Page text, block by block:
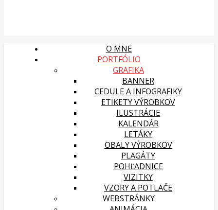
O MNE
PORTFÓLIO
GRAFIKA
BANNER
CEDULE A INFOGRAFIKY
ETIKETY VÝROBKOV
ILUSTRÁCIE
KALENDÁR
LETÁKY
OBALY VÝROBKOV
PLAGÁTY
POHĽADNICE
VIZITKY
VZORY A POTLAČE
WEBSTRÁNKY